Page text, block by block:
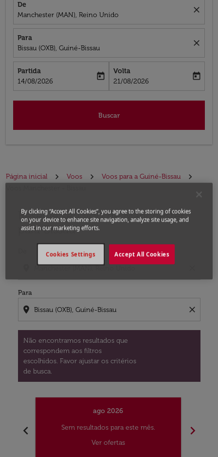
De
Manchester (MAN), Reino Unido
close
Para
Bissau (OXB), Guiné-Bissau
close
Partida
fc-booking-departure-date-aria-label
14/08/2026
today
Volta
fc-booking-return-date-aria-label
21/08/2026
today
Buscar
Página inicial Voos
Voos para a Guiné-Bissau
Reserve seu voo de Manchester
para Bissau
Para
location_on close
Não encontramos resultados que
correspondem aos filtros
escolhidos. Favor ajustar os critérios
de busca.
Não encontramos resultados que correspondem
chevron_left
ago 2026
Sem resultados para este mês.
Ver ofertas
chevron_right
By clicking “Accept All Cookies”, you agree to the storing of cookies
on your device to enhance site navigation, analyze site usage, and
assist in our marketing efforts.
Accept All Cookies
Cookies Settings